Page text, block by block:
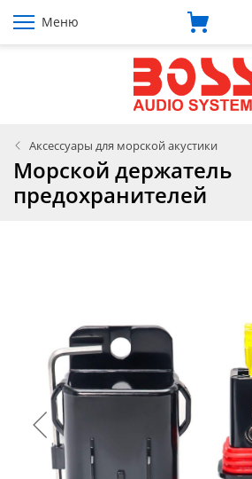
Меню
Аксессуары для морской акустики
Морской держатель
предохранителей